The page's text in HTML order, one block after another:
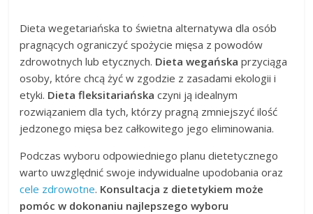
Dieta wegetariańska to świetna alternatywa dla osób
pragnących ograniczyć spożycie mięsa z powodów
zdrowotnych lub etycznych. Dieta wegańska przyciąga
osoby, które chcą żyć w zgodzie z zasadami ekologii i
etyki. Dieta fleksitariańska czyni ją idealnym
rozwiązaniem dla tych, którzy pragną zmniejszyć ilość
jedzonego mięsa bez całkowitego jego eliminowania.
Podczas wyboru odpowiedniego planu dietetycznego
warto uwzględnić swoje indywidualne upodobania oraz
cele zdrowotne. Konsultacja z dietetykiem może
pomóc w dokonaniu najlepszego wyboru